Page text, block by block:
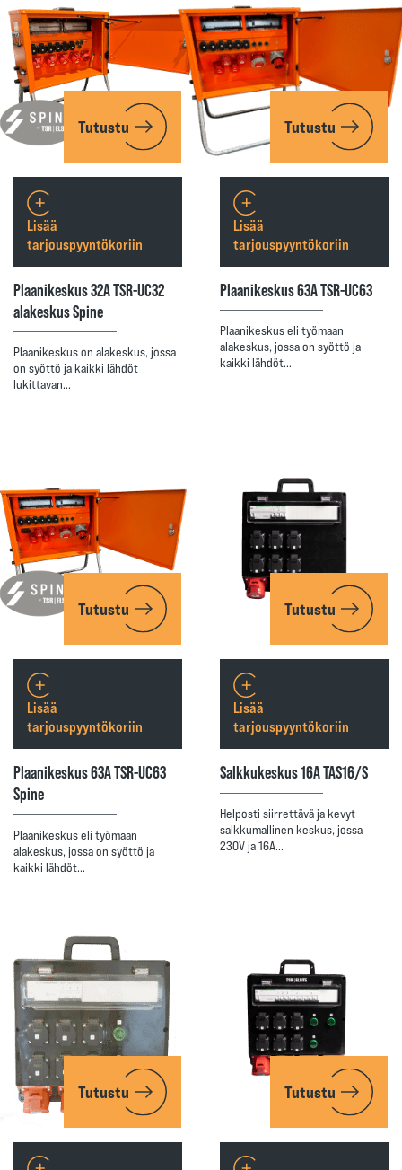
Tutustu
Plaanikeskus 32A TSR-UC32
alakeskus Spine
Plaanikeskus on alakeskus, jossa
on syöttö ja kaikki lähdöt
lukittavan…
Lisää
tarjouspyyntökoriin
Tutustu
Plaanikeskus 63A TSR-UC63
Plaanikeskus eli työmaan
alakeskus, jossa on syöttö ja
kaikki lähdöt…
Lisää
tarjouspyyntökoriin
Tutustu
Plaanikeskus 63A TSR-UC63
Spine
Plaanikeskus eli työmaan
alakeskus, jossa on syöttö ja
kaikki lähdöt…
Lisää
tarjouspyyntökoriin
Tutustu
Salkkukeskus 16A TAS16/S
Helposti siirrettävä ja kevyt
salkkumallinen keskus, jossa
230V ja 16A…
Lisää
tarjouspyyntökoriin
Tutustu Tutustu